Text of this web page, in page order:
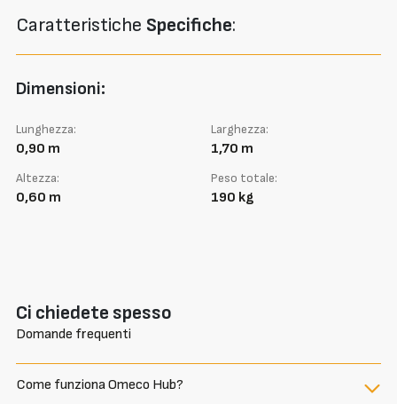
Caratteristiche Specifiche:
Dimensioni:
Lunghezza:
0,90 m
Larghezza:
1,70 m
Altezza:
0,60 m
Peso totale:
190 kg
Ci chiedete spesso
Domande frequenti
Come funziona Omeco Hub?